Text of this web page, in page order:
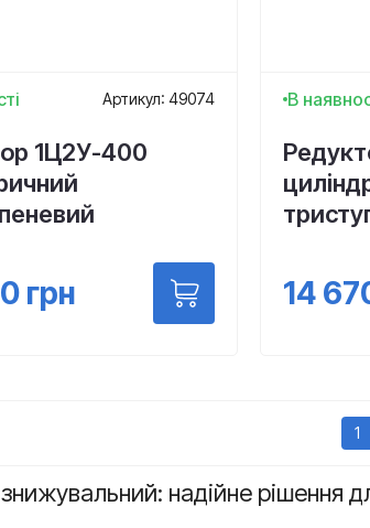
Артикул: 49074
1Ц2У-400
грн
В
14
1
надійне рішення